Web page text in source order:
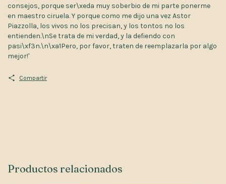
consejos, porque ser\xeda muy soberbio de mi parte ponerme
en maestro ciruela. Y porque como me dijo una vez Astor
Piazzolla, los vivos no los precisan, y los tontos no los
entienden.\nSe trata de mi verdad, y la defiendo con
pasi\xf3n.\n\xa1Pero, por favor, traten de reemplazarla por algo
mejor!'
Compartir
Productos relacionados